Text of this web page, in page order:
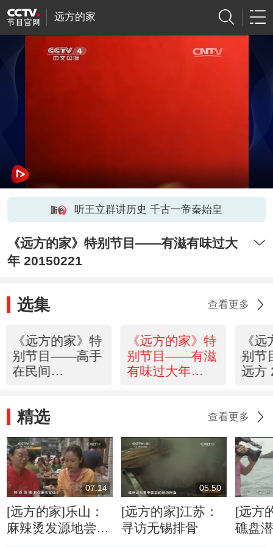
远方的家
听王立群讲历史 千古一帝秦始皇
《远方的家》特别节目——有滋有味过大
年 20150221
选集 查看更多
《远方的家》特
别节目——高手
在民间
《远方的家》特
别节目——有滋
有味过大年
《
别
远方
精选 查看更多
07:14
[远方的家]乐山：
麻辣烫发源地尝美
05:50
[远方的家]江苏：
寻访无锡排骨
[远方
礁盘